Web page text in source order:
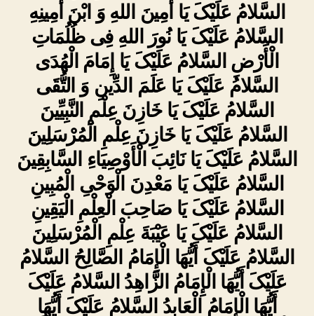
السَّلامُ عَلَیْکَ یَا أَمِینَ اللهِ وَ ابْنَ أَمِینِهِ
السَّلامُ عَلَیْکَ یَا نُورَ اللهِ فِی ظُلُمَاتِ
الْأَرْضِ السَّلامُ عَلَیْکَ یَا إِمَامَ الْهُدَى
السَّلامُ عَلَیْکَ یَا عَلَمَ الدِّینِ وَ التُّقَى
السَّلامُ عَلَیْکَ یَا خَازِنَ عِلْمِ النَّبِیِّینَ
السَّلامُ عَلَیْکَ یَا خَازِنَ عِلْمِ الْمُرْسَلِینَ
السَّلامُ عَلَیْکَ یَا نَائِبَ الْأَوْصِیَاءِ السَّابِقِینَ
السَّلامُ عَلَیْکَ یَا مَعْدِنَ الْوَحْیِ الْمُبِینِ
السَّلامُ عَلَیْکَ یَا صَاحِبَ الْعِلْمِ الْیَقِینِ
السَّلامُ عَلَیْکَ یَا عَیْبَةَ عِلْمِ الْمُرْسَلِینَ
السَّلامُ عَلَیْکَ أَیُّهَا الْإِمَامُ الصَّالِحُ السَّلامُ
عَلَیْکَ أَیُّهَا الْإِمَامُ الزَّاهِدُ السَّلامُ عَلَیْکَ
أَیُّهَا الْإِمَامُ الْعَابِدُ السَّلامُ عَلَیْکَ أَیُّهَا